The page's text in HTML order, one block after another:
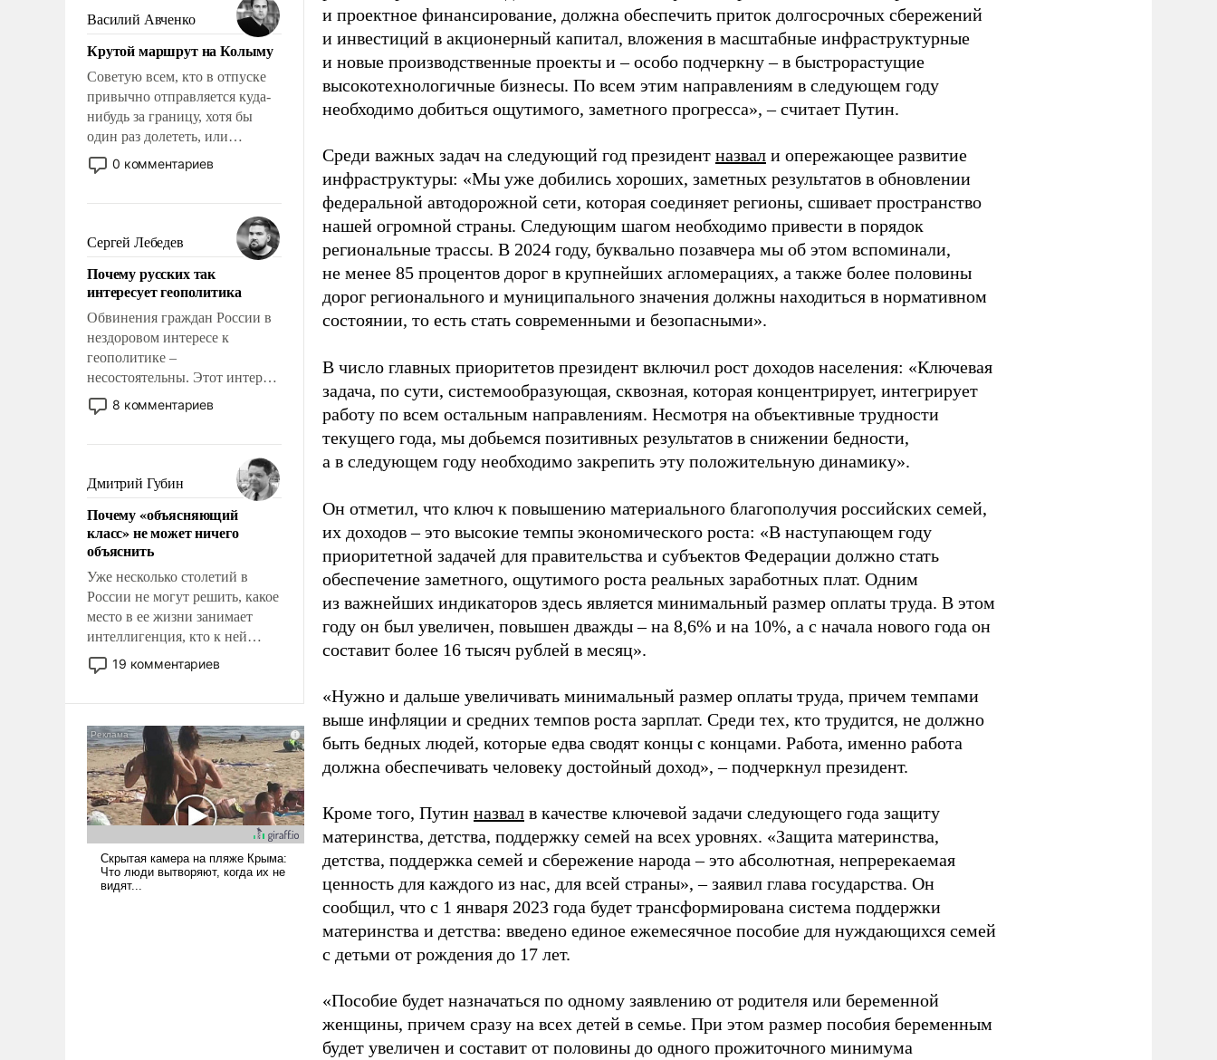
Василий Авченко
Крутой маршрут на Колыму
Советую всем, кто в отпуске
привычно отправляется куда-
нибудь за границу, хотя бы
один раз долететь, или
доехать, или доплыть до
Колымы, до края нашей
откровением.
0 комментариев
Сергей Лебедев
Почему русских так
интересует геополитика
Обвинения граждан России в
нездоровом интересе к
геополитике –
несостоятельны. Этот интерес
рационален и прагматичен. Он
обусловлен тысячелетним
фундаментальным знанием,
что мировая политика имеет
свойство заявляться на порог
нашего дома.
8 комментариев
Дмитрий Губин
Почему «объясняющий
класс» не может ничего
объяснить
Уже несколько столетий в
России не могут решить, какое
место в ее жизни занимает
интеллигенция, кто к ней
принадлежит, а кого из нее
исключили с правом
образованных людей. Иногда
казалось, что эти вопросы
решены раз и навсегда, но –
нет, не решены.
19 комментариев
и проектное финансирование, должна обеспечить приток долгосрочных сбережений
и инвестиций в акционерный капитал, вложения в масштабные инфраструктурные
и новые производственные проекты и – особо подчеркну – в быстрорастущие
высокотехнологичные бизнесы. По всем этим направлениям в следующем году
необходимо добиться ощутимого, заметного прогресса», – считает Путин.
Среди важных задач на следующий год президент назвал и опережающее развитие
инфраструктуры: «Мы уже добились хороших, заметных результатов в обновлении
федеральной автодорожной сети, которая соединяет регионы, сшивает пространство
нашей огромной страны. Следующим шагом необходимо привести в порядок
региональные трассы. В 2024 году, буквально позавчера мы об этом вспоминали,
не менее 85 процентов дорог в крупнейших агломерациях, а также более половины
дорог регионального и муниципального значения должны находиться в нормативном
состоянии, то есть стать современными и безопасными».
В число главных приоритетов президент включил рост доходов населения: «Ключевая
задача, по сути, системообразующая, сквозная, которая концентрирует, интегрирует
работу по всем остальным направлениям. Несмотря на объективные трудности
текущего года, мы добьемся позитивных результатов в снижении бедности,
а в следующем году необходимо закрепить эту положительную динамику».
Он отметил, что ключ к повышению материального благополучия российских семей,
их доходов – это высокие темпы экономического роста: «В наступающем году
приоритетной задачей для правительства и субъектов Федерации должно стать
обеспечение заметного, ощутимого роста реальных заработных плат. Одним
из важнейших индикаторов здесь является минимальный размер оплаты труда. В этом
году он был увеличен, повышен дважды – на 8,6% и на 10%, а с начала нового года он
составит более 16 тысяч рублей в месяц».
«Нужно и дальше увеличивать минимальный размер оплаты труда, причем темпами
выше инфляции и средних темпов роста зарплат. Среди тех, кто трудится, не должно
быть бедных людей, которые едва сводят концы с концами. Работа, именно работа
должна обеспечивать человеку достойный доход», – подчеркнул президент.
Кроме того, Путин назвал в качестве ключевой задачи следующего года защиту
материнства, детства, поддержку семей на всех уровнях. «Защита материнства,
детства, поддержка семей и сбережение народа – это абсолютная, непререкаемая
ценность для каждого из нас, для всей страны», – заявил глава государства. Он
сообщил, что с 1 января 2023 года будет трансформирована система поддержки
материнства и детства: введено единое ежемесячное пособие для нуждающихся семей
с детьми от рождения до 17 лет.
«Пособие будет назначаться по одному заявлению от родителя или беременной
женщины, причем сразу на всех детей в семье. При этом размер пособия беременным
будет увеличен и составит от половины до одного прожиточного минимума